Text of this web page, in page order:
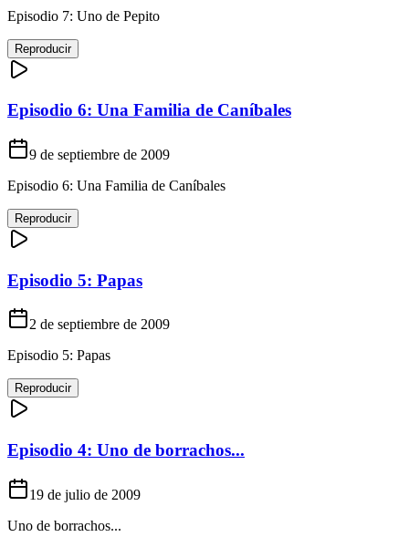
Episodio 7: Uno de Pepito
Reproducir
Episodio 6: Una Familia de Caníbales
9 de septiembre de 2009
Episodio 6: Una Familia de Caníbales
Reproducir
Episodio 5: Papas
2 de septiembre de 2009
Episodio 5: Papas
Reproducir
Episodio 4: Uno de borrachos...
19 de julio de 2009
Uno de borrachos...